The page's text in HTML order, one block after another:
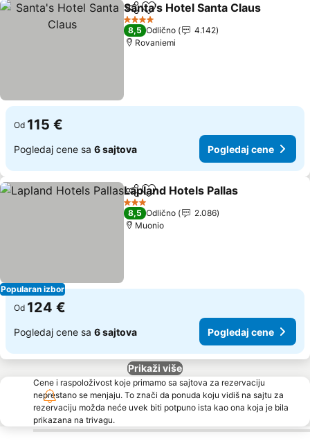
Deli Dodati u favorite
Santa's Hotel Santa Claus
4 Zvezdice
8,5 Odlično
4.142
Rovaniemi
Od 115 €
Pogledaj cene sa 6 sajtova Pogledaj cene
Popularan izbor
Deli Dodati u favorite
Lapland Hotels Pallas
3 Zvezdice
8,5 Odlično
2.086
Muonio
Od 124 €
Pogledaj cene sa 6 sajtova Pogledaj cene
Prikaži više
Cene i raspoloživost koje primamo sa sajtova za rezervaciju
neprestano se menjaju. To znači da ponuda koju vidiš na sajtu za
rezervaciju možda neće uvek biti potpuno ista kao ona koja je bila
prikazana na trivagu.